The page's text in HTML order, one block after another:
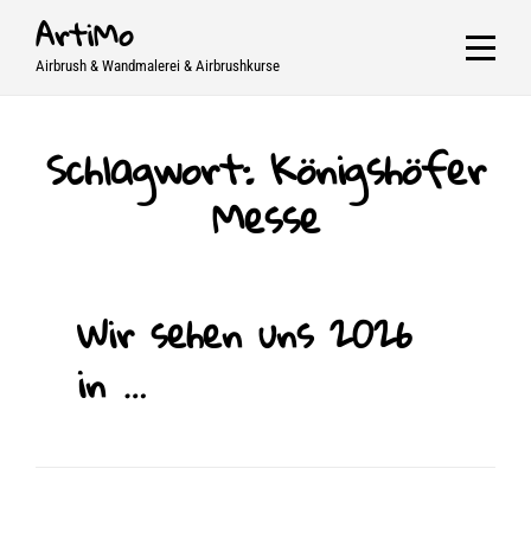
SkipArtiMo
Airbrush & Wandmalerei & Airbrushkurse
Schlagwort: Königshöfer
Messe
Wir sehen uns 2026
in …